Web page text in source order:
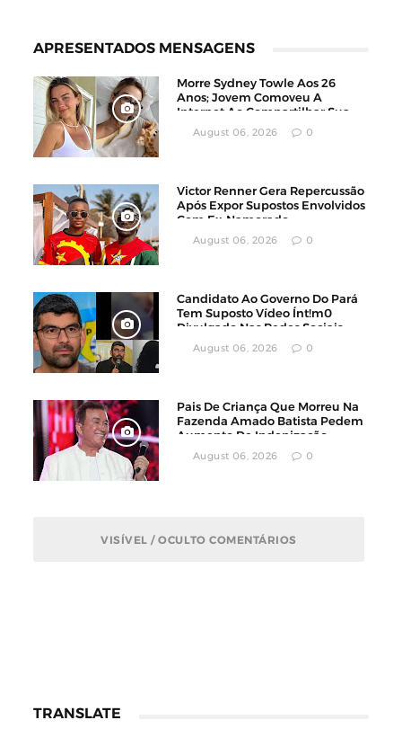
APRESENTADOS MENSAGENS
Morre Sydney Towle Aos 26
Anos; Jovem Comoveu A
Internet Ao Compartilhar Sua
Luta Contra O Câncer
August 06, 2026 0
Victor Renner Gera Repercussão
Após Expor Supostos Envolvidos
Com Ex-Namorado
August 06, 2026 0
Candidato Ao Governo Do Pará
Tem Suposto Vídeo Ínt!m0
Divulgado Nas Redes Sociais
August 06, 2026 0
Pais De Criança Que Morreu Na
Fazenda Amado Batista Pedem
Aumento De Indenização
August 06, 2026 0
VISÍVEL / OCULTO COMENTÁRIOS
TRANSLATE